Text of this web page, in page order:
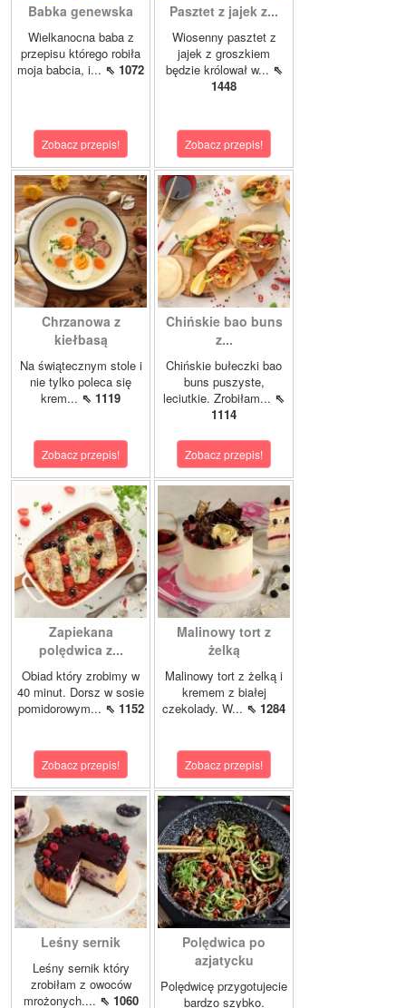
Babka genewska
Wielkanocna baba z
przepisu którego robiła
moja babcia, i... ⇖ 1072
Zobacz przepis!
Pasztet z jajek z...
Wiosenny pasztet z
jajek z groszkiem
będzie królował w... ⇖
1448
Zobacz przepis!
Chrzanowa z
kiełbasą
Na świątecznym stole i
nie tylko poleca się
krem... ⇖ 1119
Zobacz przepis!
Chińskie bao buns
z...
Chińskie bułeczki bao
buns puszyste,
leciutkie. Zrobiłam... ⇖
1114
Zobacz przepis!
Zapiekana
polędwica z...
Obiad który zrobimy w
40 minut. Dorsz w sosie
pomidorowym... ⇖ 1152
Zobacz przepis!
Malinowy tort z
żelką
Malinowy tort z żelką i
kremem z białej
czekolady. W... ⇖ 1284
Zobacz przepis!
Leśny sernik
Leśny sernik który
zrobiłam z owoców
mrożonych.... ⇖ 1060
Polędwica po
azjatycku
Polędwicę przygotujecie
bardzo szybko.